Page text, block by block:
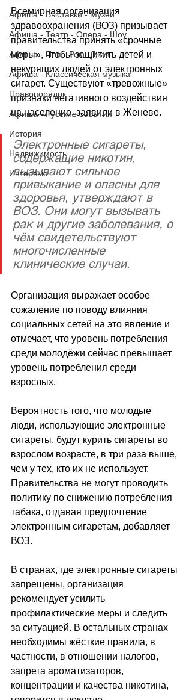
Афиша - Выставки - Музеи
Афиша - Театр - Опера - Шоу
Афиша - Поп - Рок - Джаз
Афиша - Классическая музыка
Правопорядок
Афиша - Русские события
История
Недвижимость
Интервью
Всемирная организация
здравоохранения (ВОЗ) призывает
правительства принять «срочные
меры», чтобы защитить детей и
некурящих людей от электронных
сигарет. Существуют «тревожные»
признаки негативного воздействия
на население, заявили в Женеве.
Электронные сигареты,
содержащие никотин,
вызывают сильное
привыкание и опасны для
здоровья, утверждают в
ВОЗ. Они могут вызывать
рак и другие заболевания, о
чём свидетельствуют
многочисленные
клинические случаи.
Организация выражает особое
сожаление по поводу влияния
социальных сетей на это явление и
отмечает, что уровень потребления
среди молодёжи сейчас превышает
уровень потребления среди
взрослых.
Вероятность того, что молодые
люди, использующие электронные
сигареты, будут курить сигареты во
взрослом возрасте, в три раза выше,
чем у тех, кто их не использует.
Правительства не могут проводить
политику по снижению потребления
табака, отдавая предпочтение
электронным сигаретам, добавляет
ВОЗ.
В странах, где электронные сигареты
запрещены, организация
рекомендует усилить
профилактические меры и следить
за ситуацией. В остальных странах
необходимы жёсткие правила, в
частности, в отношении налогов,
запрета ароматизаторов,
концентрации и качества никотина,